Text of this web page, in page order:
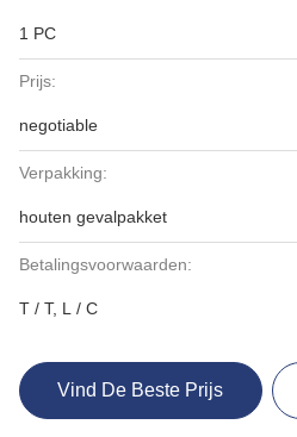
1 PC
Prijs:
negotiable
Verpakking:
houten gevalpakket
Betalingsvoorwaarden:
T / T, L / C
Vind De Beste Prijs